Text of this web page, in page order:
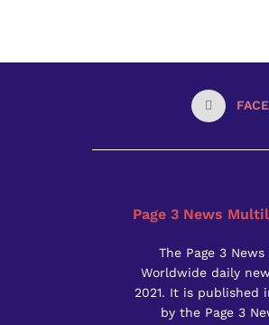
Page 3 News
The Page 3
Worldwide daily
2021. It is published
by the Page 3